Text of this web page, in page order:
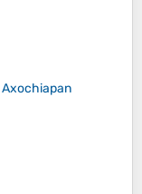
Axochiapan